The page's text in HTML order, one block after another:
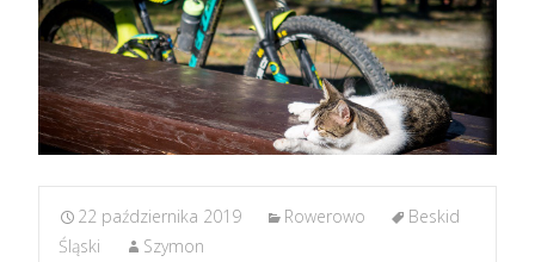
22 października 2019 Rowerowo
Beskid
Śląski
Szymon